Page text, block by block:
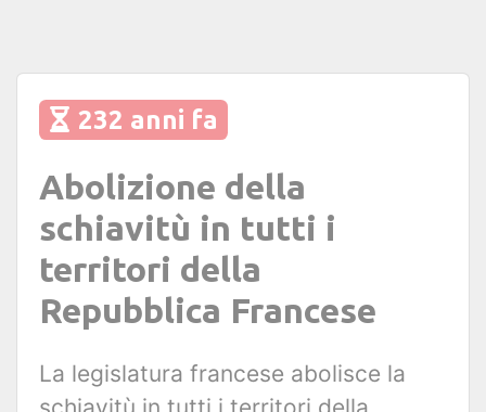
232 anni fa
Abolizione della
schiavitù in tutti i
territori della
Repubblica Francese
La legislatura francese abolisce la